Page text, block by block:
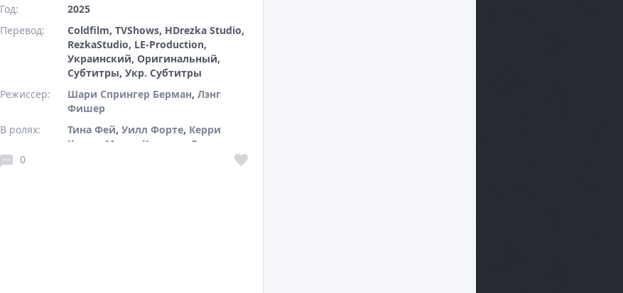
Год:
2025
Перевод:
Coldfilm, TVShows, HDrezka Studio,
RezkaStudio, LE-Production,
Украинский, Оригинальный,
Субтитры, Укр. Субтитры
Режиссер:
Шари Спрингер Берман, Лэнг
Фишер
В ролях:
Тина Фей, Уилл Форте, Керри
Кенни
Марко Калвани
Эрика
0